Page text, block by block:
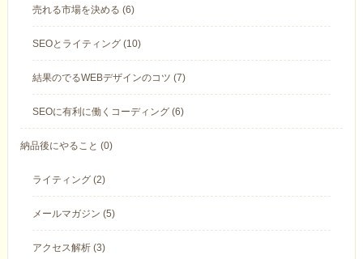
売れる市場を決める (6)
SEOとライティング (10)
結果のでるWEBデザインのコツ (7)
SEOに有利に働くコーディング (6)
納品後にやること (0)
ライティング (2)
メールマガジン (5)
アクセス解析 (3)